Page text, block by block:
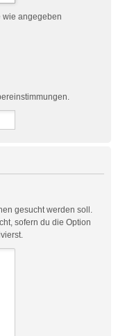
wie angegeben
gesucht werden soll.
sofern du die Option